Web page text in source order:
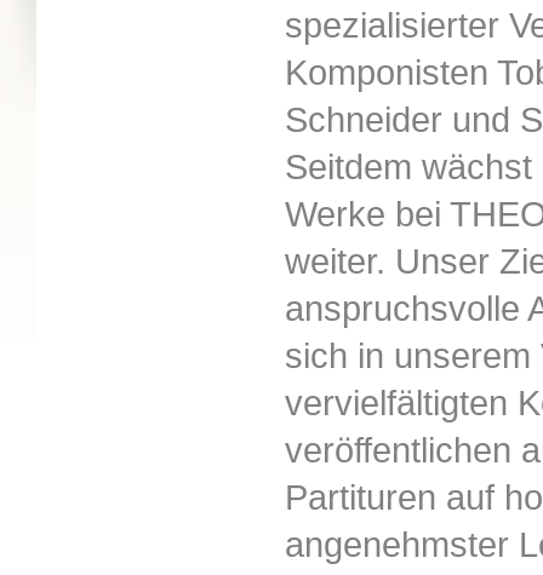
spezialisierter
Komponisten
Schneider und
Seitdem
Werke bei
weiter. Unser
anspruchsvolle
sich in
vervielfältigten
veröffentlichen
Partituren auf
angenehmster